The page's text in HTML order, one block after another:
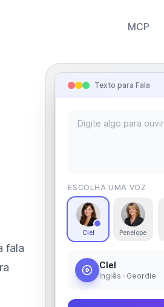
MCP
fala
Texto para Fala
ESCOLHA UMA VOZ
Clel Penelope
Clel
Inglês · Geordie